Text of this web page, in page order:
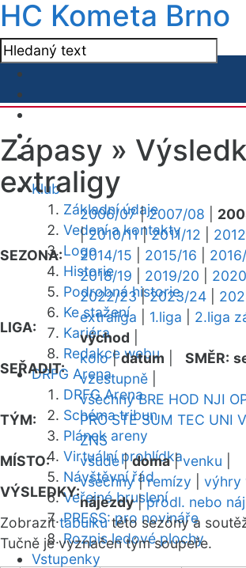
HC Kometa Brno
Klub
Základní údaje
Vedení a kontakty
Logo
Historie
Podrobná historie
Ke stažení
Kariéra
Redakce webu
DRFG Arena
DRFG Arena
Schéma tribun
Plánek areny
Virtuální prohlídka
Návštěvní řád
Veřejné bruslení
PRESS: pro novináře
Rozpis ledové plochy
Vstupenky
Zápasy »
extraligy
SEZONA:
2006/07|2007/08
|2010/11|2011/12
2014/15
2015/16
2018/19
2019/20
2022/23|2023/24
LIGA:
extraliga 1.liga 2.liga
východ
SEŘADIT:
kolo|datum SMĚR:
vzestupně
TÝM:
všechny BRE HOD NJI
PRO STE SUM TEC UNI
ZNS
MÍSTO:
všude|doma|venku
VÝSLEDKY:
všechny|remízy výhry
nájezdy|prodl. nebo
Zobrazittabulkutéto sezóny a
Tučně je vyznačen tým soupeře.